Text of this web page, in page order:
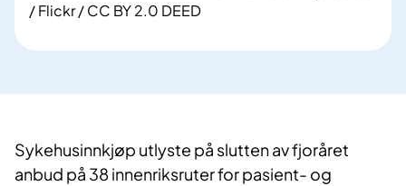
/ Flickr / CC BY 2.0 DEED
Sykehusinnkjøp utlyste på slutten av fjoråret
anbud på 38 innenriksruter for pasient- og